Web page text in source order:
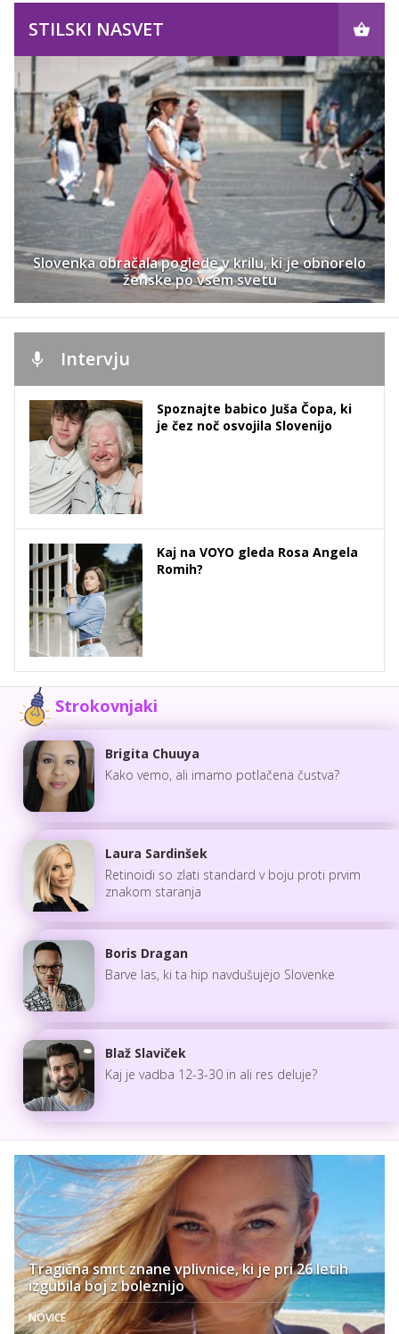
STILSKI NASVET
Slovenka obračala poglede v krilu, ki je obnorelo
ženske po vsem svetu
Intervju
Spoznajte babico Juša Čopa, ki
je čez noč osvojila Slovenijo
Kaj na VOYO gleda Rosa Angela
Romih?
Strokovnjaki
Brigita Chuuya
Kako vemo, ali imamo potlačena čustva?
Laura Sardinšek
Retinoidi so zlati standard v boju proti prvim
znakom staranja
Boris Dragan
Barve las, ki ta hip navdušujejo Slovenke
Blaž Slaviček
Kaj je vadba 12-3-30 in ali res deluje?
Tragična smrt znane vplivnice, ki je pri 26 letih
izgubila boj z boleznijo
NOVICE